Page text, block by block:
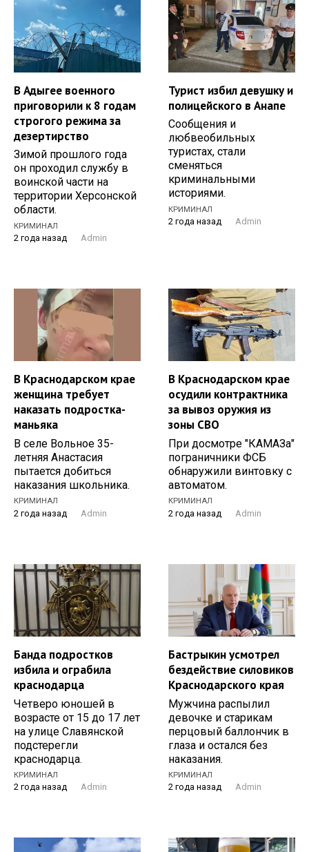
В Адыгее военного
приговорили к 8 годам
строгого режима за
дезертирство
Зимой прошлого года
он проходил службу в
воинской части на
территории Херсонской
области.
КРИМИНАЛ
2 года назад Admin
Турист избил девушку и
полицейского в Анапе
Сообщения и
любвеобильных
туристах, стали
сменяться
криминальными
историями.
КРИМИНАЛ
2 года назад Admin
В Краснодарском крае
женщина требует
наказать подростка-
маньяка
В селе Вольное 35-
летняя Анастасия
пытается добиться
наказания школьника.
КРИМИНАЛ
2 года назад Admin
В Краснодарском крае
осудили контрактника
за вывоз оружия из
зоны СВО
При досмотре "КАМАЗа"
пограничники ФСБ
обнаружили винтовку с
автоматом.
КРИМИНАЛ
2 года назад Admin
Банда подростков
избила и ограбила
краснодарца
Четверо юношей в
возрасте от 15 до 17 лет
на улице Славянской
подстерегли
краснодарца.
КРИМИНАЛ
2 года назад Admin
Бастрыкин усмотрел
бездействие силовиков
Краснодарского края
Мужчина распылил
девочке и старикам
перцовый баллончик в
глаза и остался без
наказания.
КРИМИНАЛ
2 года назад Admin